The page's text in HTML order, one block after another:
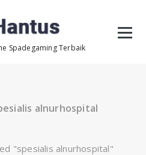
Spadegaming Terbaik
alnurhospital
"spesialis alnurhospital"